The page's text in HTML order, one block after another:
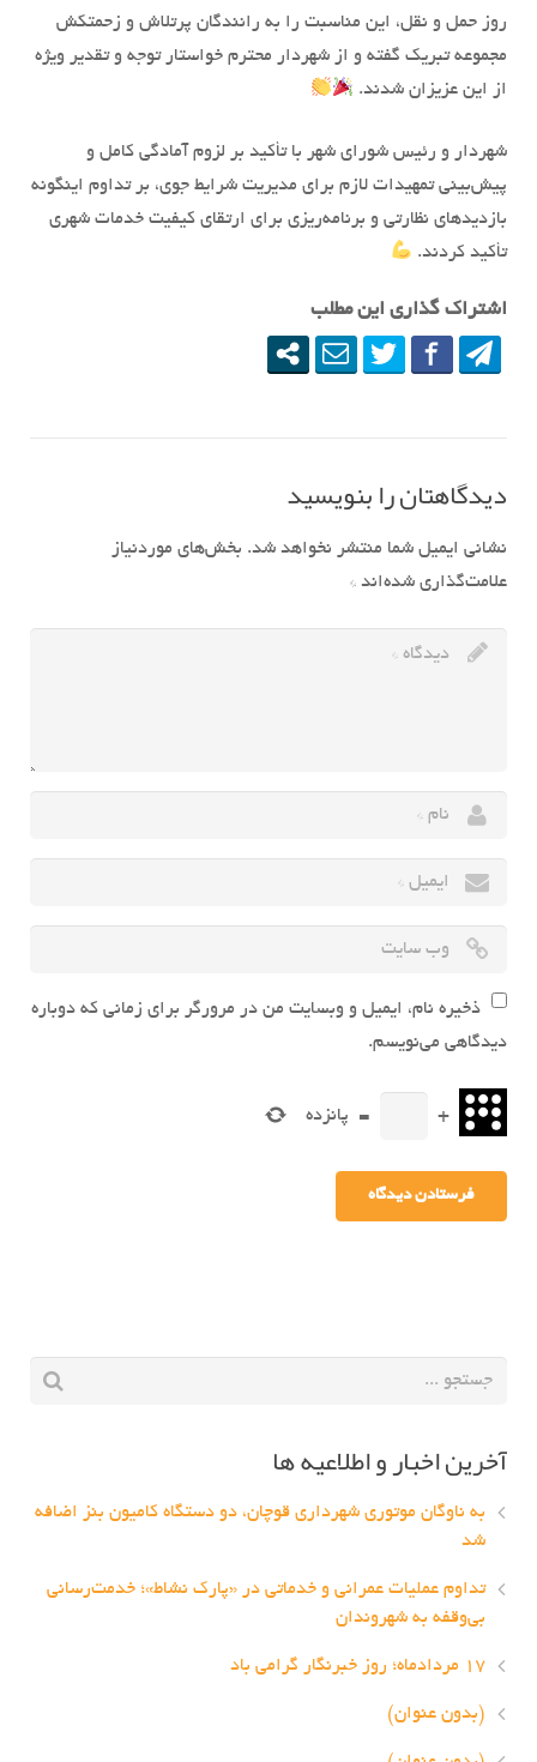
روز حمل و نقل، این مناسبت را به رانندگان پرتلاش و زحمتکش
مجموعه تبریک گفته و از شهردار محترم خواستار توجه و تقدیر ویژه
از این عزیزان شدند.
شهردار و رئیس شورای شهر با تأکید بر لزوم آمادگی کامل و
پیش‌بینی تمهیدات لازم برای مدیریت شرایط جوی، بر تداوم اینگونه
بازدیدهای نظارتی و برنامه‌ریزی برای ارتقای کیفیت خدمات شهری
تأکید کردند.
اشتراک گذاری این مطلب
دیدگاهتان را بنویسید
نشانی ایمیل شما منتشر نخواهد شد. بخش‌های موردنیاز
علامت‌گذاری شده‌اند *
ذخیره نام، ایمیل و وبسایت من در مرورگر برای زمانی که دوباره
دیدگاهی می‌نویسم.
+
= پانزده
آخرین اخبار و اطلاعیه ها
به ناوگان موتوری شهرداری قوچان، دو دستگاه کامیون بنز اضافه
شد
تداوم عملیات عمرانی و خدماتی در «پارک نشاط»؛ خدمت‌رسانی
بی‌وقفه به شهروندان
۱۷ مردادماه؛ روز خبرنگار گرامی باد
(بدون عنوان)